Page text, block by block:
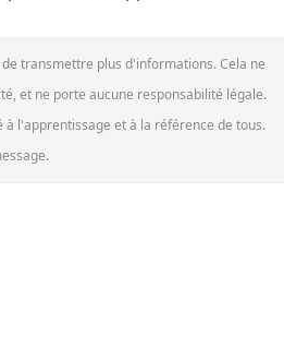
transmettre plus d'informations. Cela ne
et ne porte aucune responsabilité légale.
l'apprentissage et à la référence de tous.